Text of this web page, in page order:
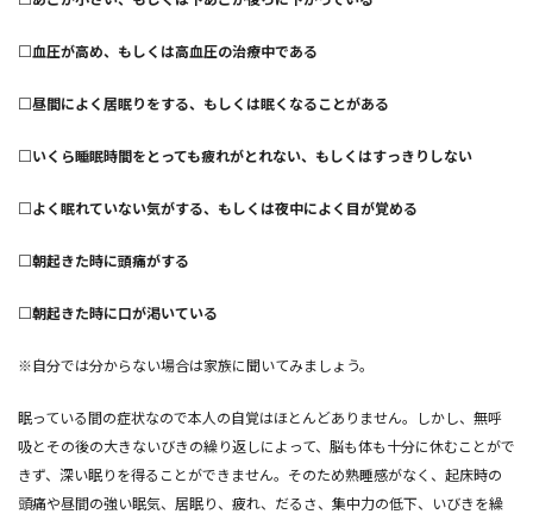
□血圧が高め、もしくは高血圧の治療中である
□昼間によく居眠りをする、もしくは眠くなることがある
□いくら睡眠時間をとっても疲れがとれない、もしくはすっきりしない
□よく眠れていない気がする、もしくは夜中によく目が覚める
□朝起きた時に頭痛がする
□朝起きた時に口が渇いている
※自分では分からない場合は家族に聞いてみましょう。
眠っている間の症状なので本人の自覚はほとんどありません。しかし、無呼
吸とその後の大きないびきの繰り返しによって、脳も体も十分に休むことがで
きず、深い眠りを得ることができません。そのため熟睡感がなく、起床時の
頭痛や昼間の強い眠気、居眠り、疲れ、だるさ、集中力の低下、いびきを繰